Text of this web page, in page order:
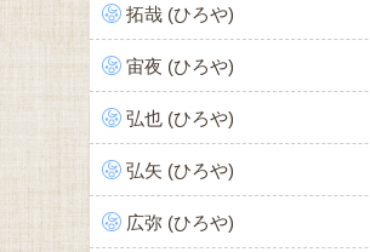
拓哉 (ひろや)
宙夜 (ひろや)
弘也 (ひろや)
弘矢 (ひろや)
広弥 (ひろや)